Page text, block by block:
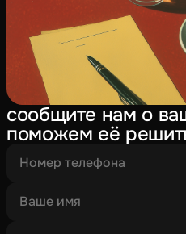
сообщите нам о
поможем её